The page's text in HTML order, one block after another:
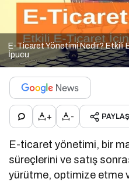
E-Ticaret Yönetimi Nedir? Etkili
İpucu
+ - PAYLAŞ
E-ticaret yönetimi, bir
süreçlerini ve satış
yürütme, optimize etme